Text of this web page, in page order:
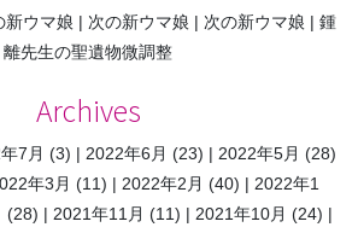
新ウマ娘 次の新ウマ娘 次の新ウマ娘
鍾
離先生の聖遺物微調整
Archives
7月 (3) 2022年6月 (23) 2022年5月 (28)
年3月 (11) 2022年2月 (40)
2022年1
(28) 2021年11月 (11) 2021年10月 (24)